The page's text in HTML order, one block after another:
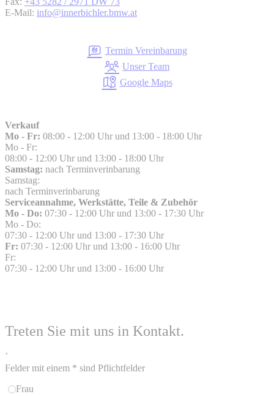
E-Mail: info@innerbichler.bmw.at
Termin Vereinbarung
Unser Team
Google Maps
Verkauf
Mo - Fr: 08:00 - 12:00 Uhr und 13:00 - 18:00 Uhr
Mo - Fr:
08:00 - 12:00 Uhr und 13:00 - 18:00 Uhr
Samstag: nach Terminverinbarung
Samstag:
nach Terminverinbarung
Serviceannahme, Werkstätte, Teile & Zubehör
Mo - Do: 07:30 - 12:00 Uhr und 13:00 - 17:30 Uhr
Mo - Do:
07:30 - 12:00 Uhr und 13:00 - 17:30 Uhr
Fr: 07:30 - 12:00 Uhr und 13:00 - 16:00 Uhr
Fr:
07:30 - 12:00 Uhr und 13:00 - 16:00 Uhr
Treten Sie mit uns in Kontakt.
´
Felder mit einem * sind Pflichtfelder
Frau